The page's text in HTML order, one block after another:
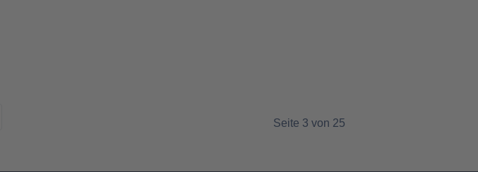
Seite 3 von 25